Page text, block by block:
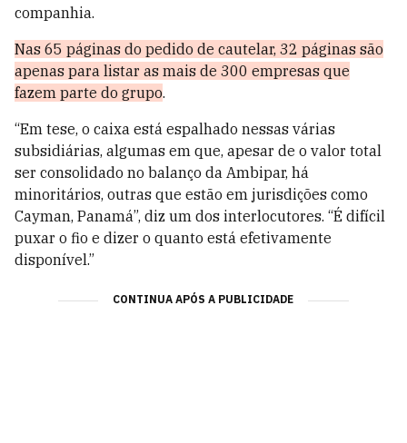
companhia.
Nas 65 páginas do pedido de cautelar, 32 páginas são
apenas para listar as mais de 300 empresas que
fazem parte do grupo.
“Em tese, o caixa está espalhado nessas várias
subsidiárias, algumas em que, apesar de o valor total
ser consolidado no balanço da Ambipar, há
minoritários, outras que estão em jurisdições como
Cayman, Panamá”, diz um dos interlocutores. “É difícil
puxar o fio e dizer o quanto está efetivamente
disponível.”
CONTINUA APÓS A PUBLICIDADE